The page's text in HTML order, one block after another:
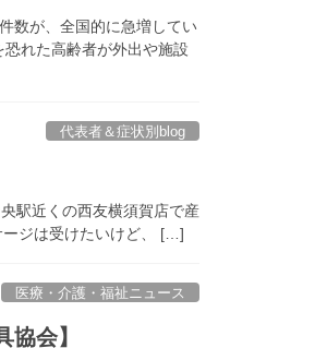
数が、全国的に急増してい
れた高齢者が外出や施設
代表者＆症状別blog
駅近くの西友横須賀店で産
ージは受けたいけど、 […]
医療・介護・福祉ニュース
協会】